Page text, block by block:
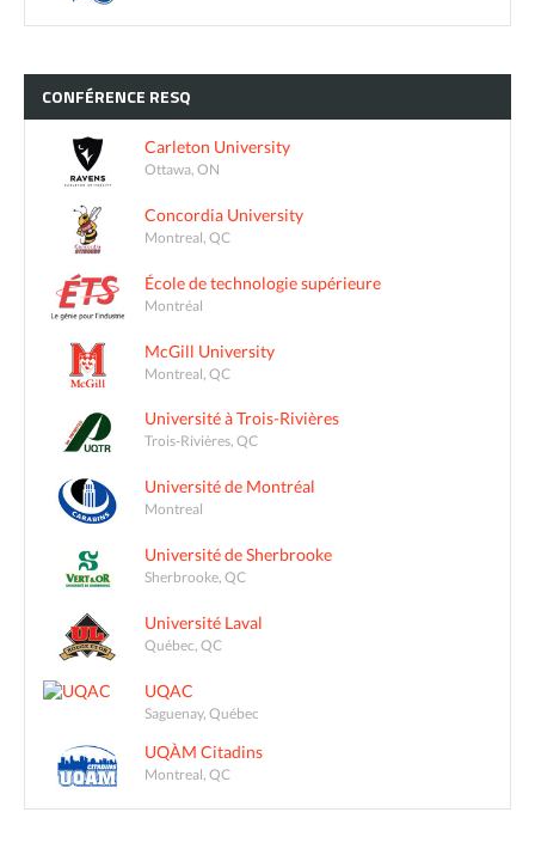
CONFÉRENCE RESQ
Carleton University
Ottawa, ON
Concordia University
Montreal, QC
École de technologie supérieure
Montréal
McGill University
Montreal, QC
Université à Trois-Rivières
Trois-Rivières, QC
Université de Montréal
Montreal
Université de Sherbrooke
Sherbrooke, QC
Université Laval
Québec, QC
UQAC
Saguenay, Québec
UQÀM Citadins
Montreal, QC